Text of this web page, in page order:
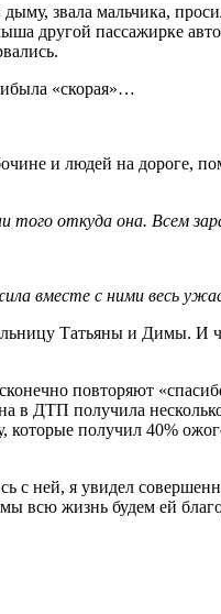
звала мальчика,
другой пассажирке
«скорая»…
и людей на дороге,
откуда она. Всем
вместе с ними весь
Татьяны и Димы. И
повторяют
в ДТП получила
получил 40%
с ней, я увидел
мы всю жизнь будем ей